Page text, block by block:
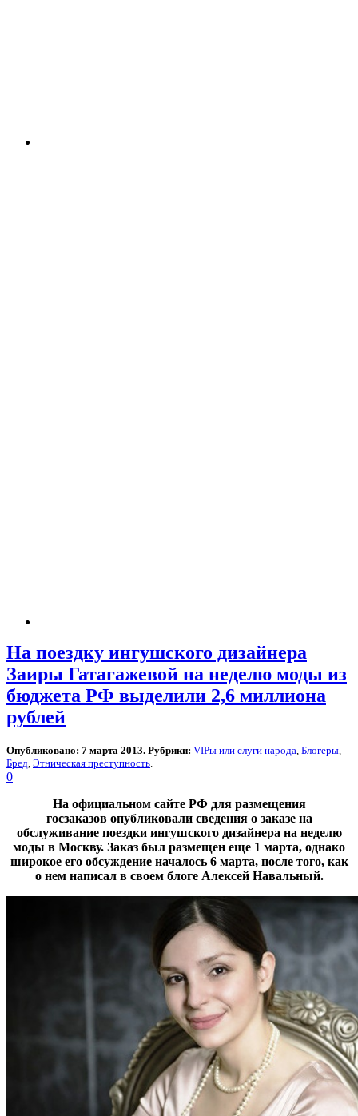
На поездку ингушского дизайнера
Заиры Гатагажевой на неделю моды из
бюджета РФ выделили 2,6 миллиона
рублей
Опубликовано: 7 марта 2013. Рубрики: VIPы или слуги народа Блогеры
Бред Этническая преступность
0
На официальном сайте РФ для размещения
госзаказов опубликовали сведения о заказе на
обслуживание поездки ингушского дизайнера на неделю
моды в Москву. Заказ был размещен еще 1 марта, однако
широкое его обсуждение началось 6 марта, после того, как
о нем написал в своем блоге Алексей Навальный.